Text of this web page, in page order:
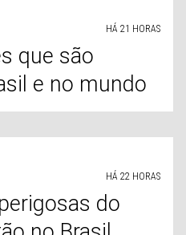
HÁ 21 HORAS
que são
e no mundo
HÁ 22 HORAS
do